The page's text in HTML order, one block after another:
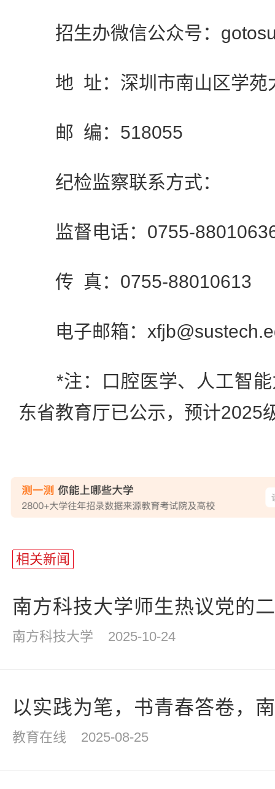
招生办微信公众号：
地 址：深圳市南山区学苑
邮 编：518055
纪检监察联系方式：
监督电话：0755-
传 真：0755-88010613
电子邮箱：
*注：口腔医学、人工智能
东省教育厅已公示，预计2025
相关新闻
南方科技大学师生热议党的
南方科技大学 2025-10-24
以实践为笔，书青春答卷，
教育在线 2025-08-25